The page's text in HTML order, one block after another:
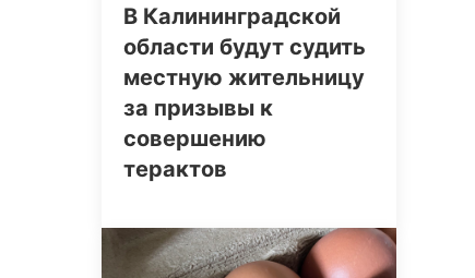
В Калининградской
области будут судить
местную жительницу
за призывы к
совершению
терактов